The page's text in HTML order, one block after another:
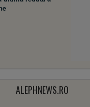
ALEPHNEWS.RO